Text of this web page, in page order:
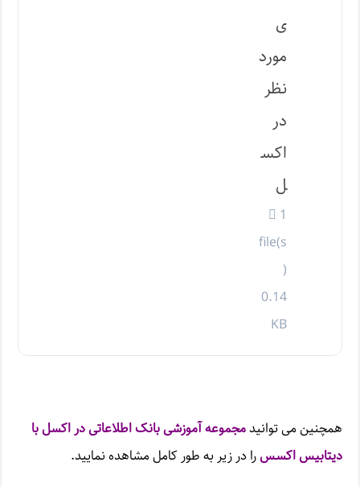
ی
مورد
نظر
در
اکس
ل
1
file(s
)
0.14
KB
همچنین می توانیدمجموعه آموزشی بانک اطلاعاتی در اکسل با
دیتابیس اکسسرا در زیر به طور کامل مشاهده نمایید.